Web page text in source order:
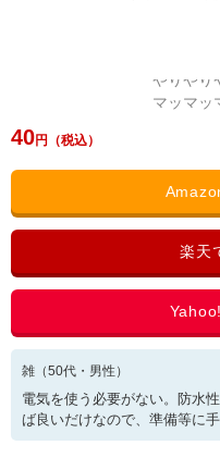
40
雑 （50代・ 男性 ）
電気を使う必要がない。防水
ば良いだけなので、準備等に手